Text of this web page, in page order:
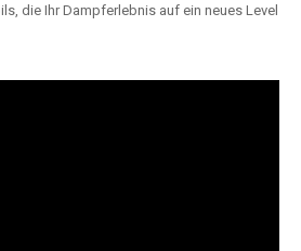
die Ihr Dampferlebnis auf ein neues Level